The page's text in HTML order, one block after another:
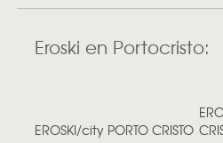
Eroski en Portocristo:
EROSKI/city PORTO CRISTO